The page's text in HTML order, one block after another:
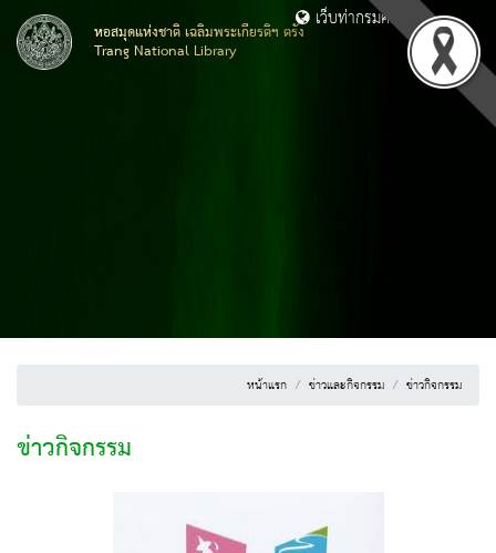
หอสมุดแห่งชาติ เฉลิมพระเกียรติฯ ตรัง
Trang National Library
เว็บท่ากรมศิลปากร
หน้าแรก ข่าวและกิจกรรม ข่าวกิจกรรม
ข่าวกิจกรรม